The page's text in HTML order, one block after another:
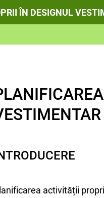
ÎN DESIGNUL
activității